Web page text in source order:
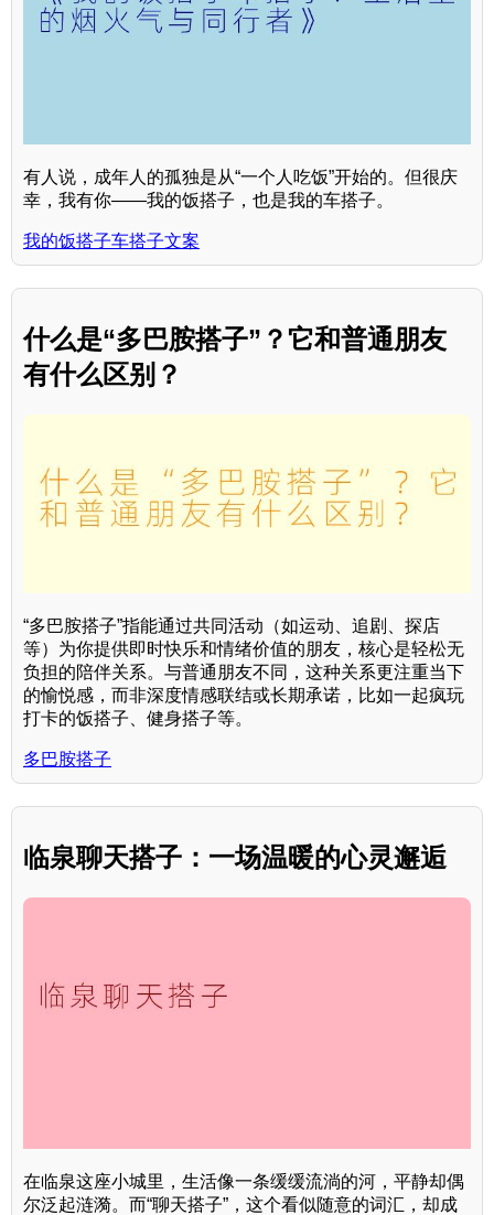
有人说，成年人的孤独是从“一个人吃饭”开始的。但很庆
幸，我有你——我的饭搭子，也是我的车搭子。
我的饭搭子车搭子文案
什么是“多巴胺搭子”？它和普通朋友
有什么区别？
“多巴胺搭子”指能通过共同活动（如运动、追剧、探店
等）为你提供即时快乐和情绪价值的朋友，核心是轻松无
负担的陪伴关系。与普通朋友不同，这种关系更注重当下
的愉悦感，而非深度情感联结或长期承诺，比如一起疯玩
打卡的饭搭子、健身搭子等。
多巴胺搭子
临泉聊天搭子：一场温暖的心灵邂逅
在临泉这座小城里，生活像一条缓缓流淌的河，平静却偶
尔泛起涟漪。而“聊天搭子”，这个看似随意的词汇，却成